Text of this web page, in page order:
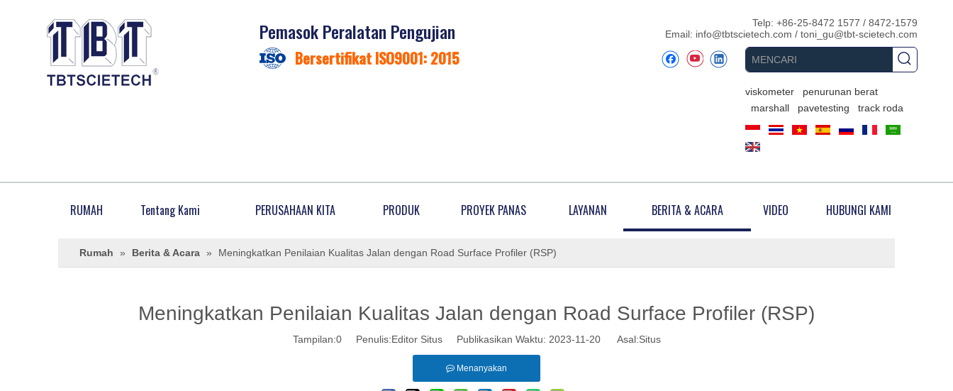
Pemasok Peralatan Pengujian
Bersertifikat ISO9001: 2015
Telp: +86-25-8472 1577 / 8472-1579
Email: info@tbtscietech.com / toni_gu@tbt-scietech.com
viskometer
penurunan berat
marshall
pavetesting track roda
RUMAH Tentang Kami PERUSAHAAN KITA PRODUK PROYEK PANAS LAYANAN BERITA & ACARA VIDEO HUBUNGI KAMI
Rumah » Berita & Acara » Meningkatkan Penilaian Kualitas Jalan dengan Road Surface Profiler (RSP)
Meningkatkan Penilaian Kualitas Jalan dengan Road Surface Profiler (RSP)
Tampilan:0Penulis:Editor Situs Publikasikan Waktu: 2023-11-20 Asal:Situs
Menanyakan